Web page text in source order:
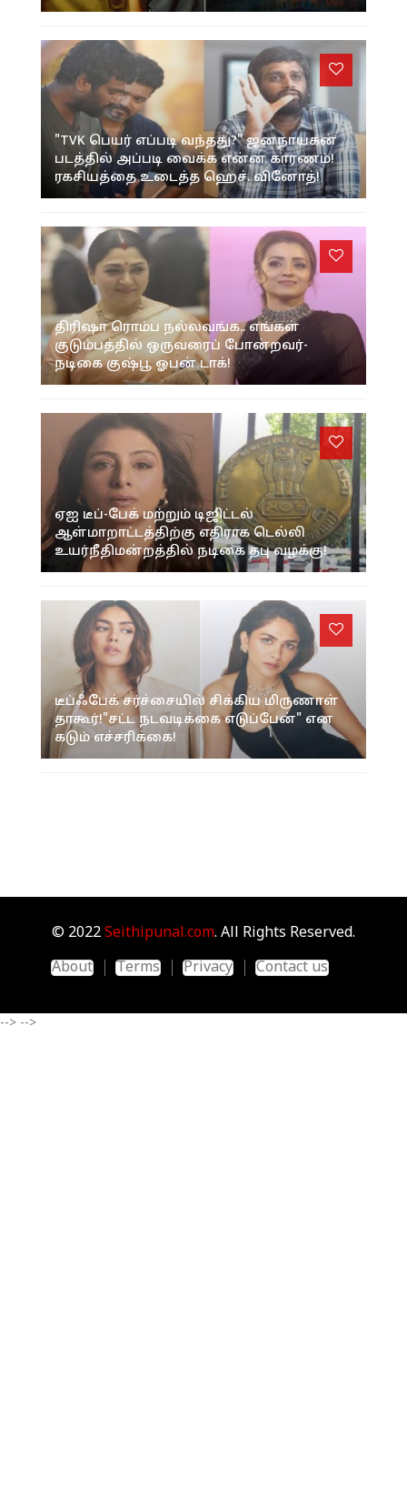
"TVK பெயர் எப்படி வந்தது?" ஜனநாயகன்
படத்தில் அப்படி வைக்க என்ன காரணம்!
ரகசியத்தை உடைத்த ஹெச். வினோத்!
திரிஷா ரொம்ப நல்லவங்க.. எங்கள்
குடும்பத்தில் ஒருவரைப் போன்றவர்-
நடிகை குஷ்பூ ஓபன் டாக்!
ஏஐ டீப்-பேக் மற்றும் டிஜிட்டல்
ஆள்மாறாட்டத்திற்கு எதிராக டெல்லி
உயர்நீதிமன்றத்தில் நடிகை தபு வழக்கு!
டீப்ஃபேக் சர்ச்சையில் சிக்கிய மிருணாள்
தாகூர்!"சட்ட நடவடிக்கை எடுப்பேன்" என
கடும் எச்சரிக்கை!
© 2022 Seithipunal.com. All Rights Reserved.
About
Terms Privacy Contact us
--> -->